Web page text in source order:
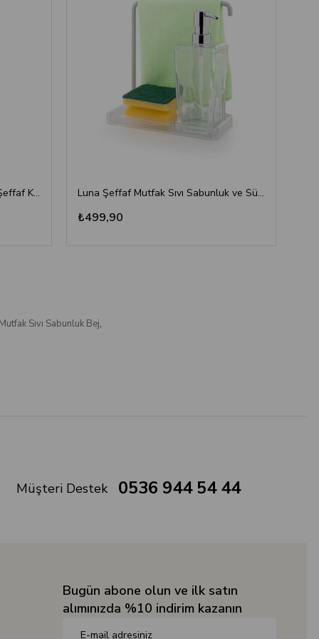
Viva 2'li Sıvı Sabunluk Süngerli Şeffaf Krom Luna Şeffaf Mutfak Sıvı Sabunluk ve Süngerlik Seti
₺499,90
Sıvı Sabunluk Bej,
Müşteri Destek 0536 944 54 44
Bugün abone olun ve ilk satın
alımınızda %10 indirim kazanın